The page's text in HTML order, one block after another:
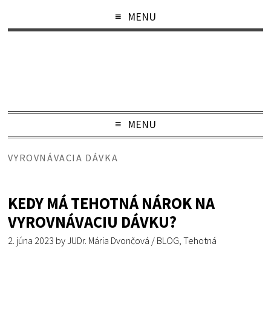
MENU
MENU
VYROVNÁVACIA DÁVKA
KEDY MÁ TEHOTNÁ NÁROK NA
VYROVNÁVACIU DÁVKU?
2. júna 2023 byJUDr. Mária Dvončová / BLOG,Tehotná